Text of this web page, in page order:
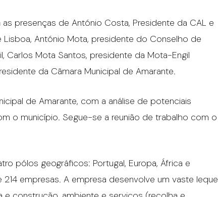
presenças de António Costa, Presidente da CAL e
Lisboa, António Mota, presidente do Conselho de
Carlos Mota Santos, presidente da Mota-Engil
da Câmara Municipal de Amarante.
de Amarante, com a análise de potenciais
o município. Segue-se a reunião de trabalho com o
pólos geográficos: Portugal, Europa, África e
214 empresas. A empresa desenvolve um vaste leque